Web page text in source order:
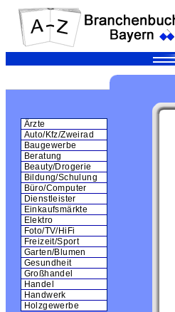
Ärzte
Auto/Kfz/Zweirad
Baugewerbe
Beratung
Beauty/Drogerie
Bildung/Schulung
Büro/Computer
Dienstleister
Einkaufsmärkte
Elektro
Foto/TV/HiFi
Freizeit/Sport
Garten/Blumen
Gesundheit
Großhandel
Handel
Handwerk
Holzgewerbe